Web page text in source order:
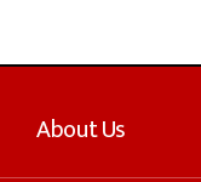
About Us